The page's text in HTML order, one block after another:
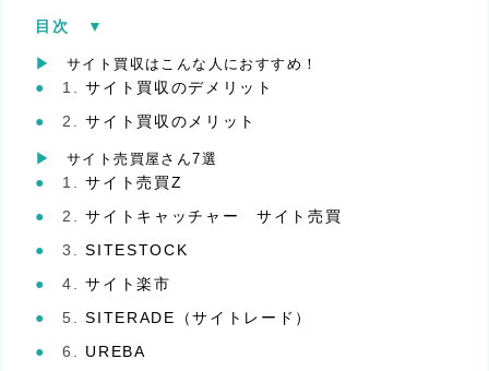
目次 ▼︎
サイト買収はこんな人におすすめ！
サイト買収のデメリット
サイト買収のメリット
サイト売買屋さん7選
サイト売買Z
サイトキャッチャー サイト売買
SITESTOCK
サイト楽市
SITERADE（サイトレード）
UREBA